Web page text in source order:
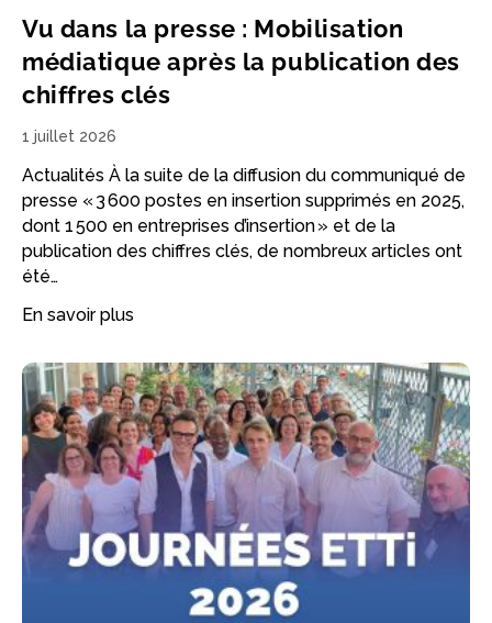
Vu dans la presse : Mobilisation
médiatique après la publication des
chiffres clés
1 juillet 2026
Actualités À la suite de la diffusion du communiqué de
presse « 3 600 postes en insertion supprimés en 2025,
dont 1 500 en entreprises d’insertion » et de la
publication des chiffres clés, de nombreux articles ont
été…
En savoir plus